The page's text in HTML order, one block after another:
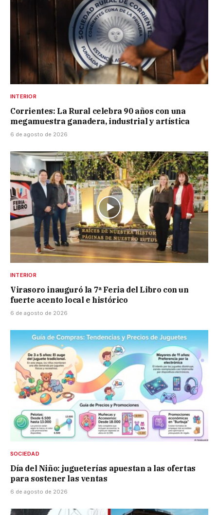
INTERIOR
Corrientes: La Rural celebra 90 años con una
megamuestra ganadera, industrial y artística
6 de agosto de 2026
INTERIOR
Virasoro inauguró la 7ª Feria del Libro con un
fuerte acento local e histórico
6 de agosto de 2026
SOCIEDAD
Día del Niño: jugueterías apuestan a las ofertas
para sostener las ventas
6 de agosto de 2026